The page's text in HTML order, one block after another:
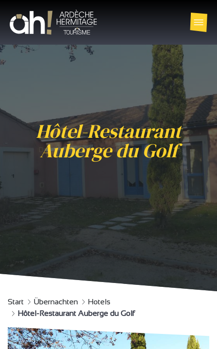
Hôtel-Restaurant
Auberge du Golf
Start Übernachten
Hotels
Hôtel-Restaurant Auberge du Golf